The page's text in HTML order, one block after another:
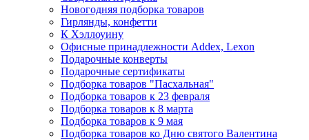
Новогодняя подборка товаров
Гирлянды, конфетти
К Хэллоуину
Офисные принадлежности Addex, Lexon
Подарочные конверты
Подарочные сертификаты
Подборка товаров "Пасхальная"
Подборка товаров к 23 февраля
Подборка товаров к 8 марта
Подборка товаров к 9 мая
Подборка товаров ко Дню святого Валентина